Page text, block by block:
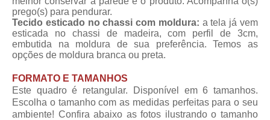
prego(s) para pendurar.
Tecido esticado no chassi com moldura: a tela já vem
esticada no chassi de madeira, com perfil de 3cm,
embutida na moldura de sua preferência. Temos as
opções de moldura branca ou preta.
FORMATO E TAMANHOS
Este quadro é retangular. Disponível em 6 tamanhos.
Escolha o tamanho com as medidas perfeitas para o seu
ambiente! Confira abaixo as fotos ilustrando o tamanho